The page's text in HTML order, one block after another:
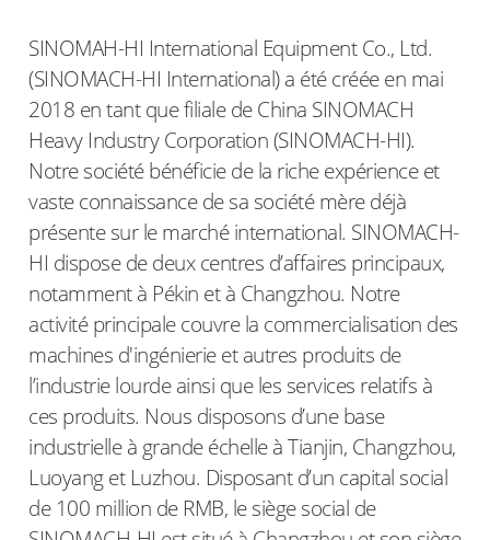
SINOMAH-HI International Equipment Co., Ltd.
(SINOMACH-HI International) a été créée en mai
2018 en tant que filiale de China SINOMACH
Heavy Industry Corporation (SINOMACH-HI).
Notre société bénéficie de la riche expérience et
vaste connaissance de sa société mère déjà
présente sur le marché international. SINOMACH-
HI dispose de deux centres d’affaires principaux,
notamment à Pékin et à Changzhou. Notre
activité principale couvre la commercialisation des
machines d'ingénierie et autres produits de
l’industrie lourde ainsi que les services relatifs à
ces produits. Nous disposons d’une base
industrielle à grande échelle à Tianjin, Changzhou,
Luoyang et Luzhou. Disposant d’un capital social
de 100 million de RMB, le siège social de